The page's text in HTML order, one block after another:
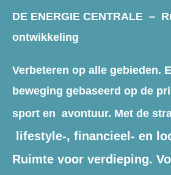
DE ENERGIE CENTRALE –
ontwikkeling
Verbeteren op alle gebieden.
beweging gebaseerd op de
sport en avontuur. Met de
lifestyle-, financieel- en
Ruimte voor verdieping.